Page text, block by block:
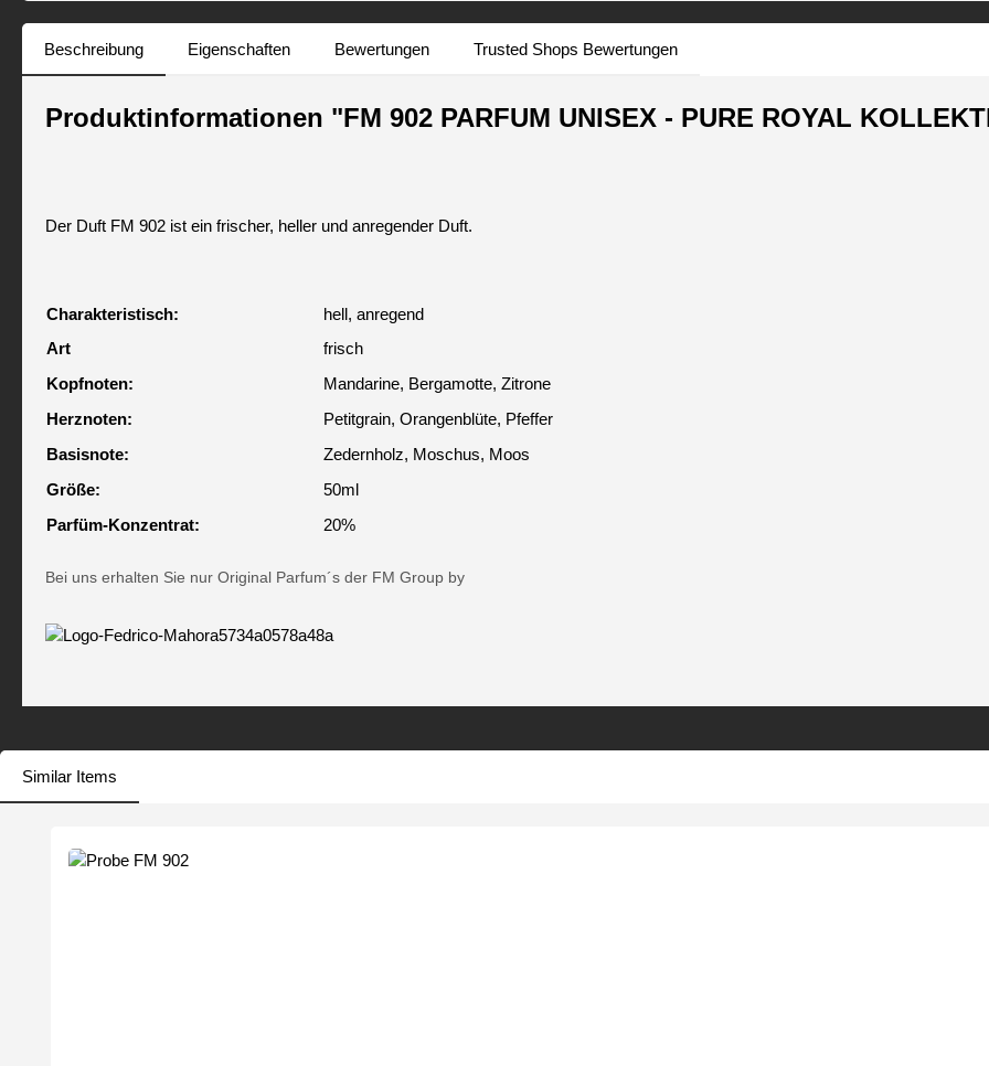
Beschreibung Eigenschaften Bewertungen Trusted Shops Bewertungen
Produktinformationen "FM 902 PARFUM UNISEX - PURE ROYAL
Der Duft FM 902 ist ein frischer, heller und anregender Duft.
Charakteristisch:
hell, anregend
Art
frisch
Kopfnoten:
Mandarine, Bergamotte, Zitrone
Herznoten:
Petitgrain, Orangenblüte, Pfeffer
Basisnote:
Zedernholz, Moschus, Moos
Größe:
50ml
Parfüm-Konzentrat:
20%
Bei uns erhalten Sie nur Original Parfum´s der FM Group by
Similar Items